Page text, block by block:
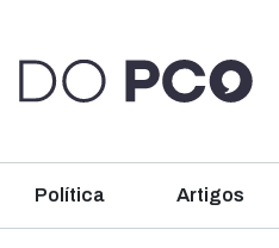
Política Artigos